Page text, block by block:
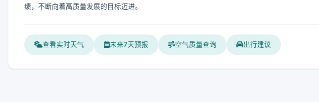
绩，不断向着高质量发展的目标迈进。
查看实时天气 未来7天预报 空气质量查询 出行建议